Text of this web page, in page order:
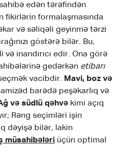
edən tərəfindən
fikirlərin formalaşmasında
və səliqəli geyinmə tərzi
göstərə bilər. Bu,
inandırıcı edir. Ona görə
gedərkən etibarı
vacibdir. Mavi, boz və
barədə peşəkarlıq və
və südlü qəhvə kimi açıq
Rəng seçimləri işin
dəyişə bilər, lakin
müsahibələri üçün optimal